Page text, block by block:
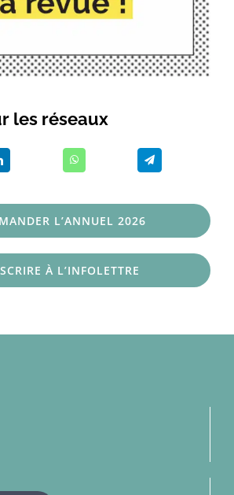
les réseaux
L’ANNUEL 2026
À L’INFOLETTRE